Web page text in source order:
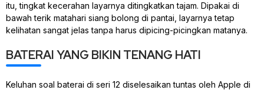
itu, tingkat kecerahan layarnya ditingkatkan tajam. Dipakai di
bawah terik matahari siang bolong di pantai, layarnya tetap
kelihatan sangat jelas tanpa harus dipicing-picingkan matanya.
BATERAI YANG BIKIN TENANG HATI
Keluhan soal baterai di seri 12 diselesaikan tuntas oleh Apple di